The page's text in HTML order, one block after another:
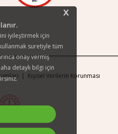
x
iyileştirmek için
suretiyle tüm
onay vermiş
detaylı bilgi için
| Kişisel Verilerin Korunması